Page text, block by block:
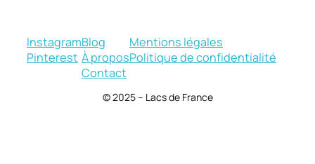
Instagram
Pinterest
Blog
À propos
Contact
Mentions légales
Politique de confidentialité
© 2025 – Lacs de France